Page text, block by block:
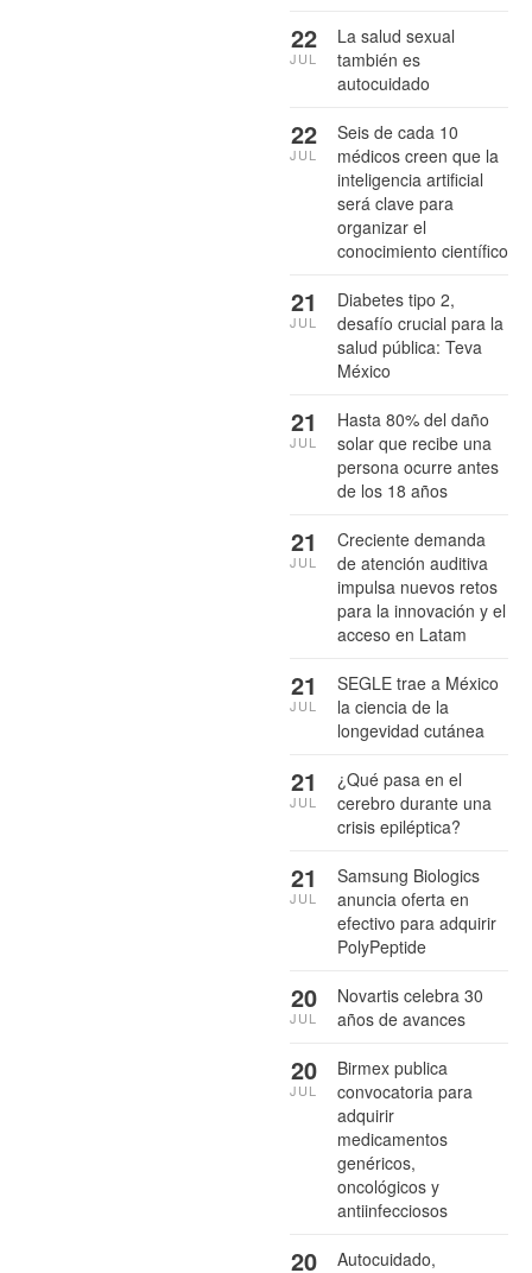
La salud sexual
también es
autocuidado
22
JUL
Seis de cada 10
médicos creen que la
inteligencia artificial
será clave para
organizar el
conocimiento científico
22
JUL
Diabetes tipo 2,
desafío crucial para la
salud pública: Teva
México
21
JUL
Hasta 80% del daño
solar que recibe una
persona ocurre antes
de los 18 años
21
JUL
Creciente demanda
de atención auditiva
impulsa nuevos retos
para la innovación y el
acceso en Latam
21
JUL
SEGLE trae a México
la ciencia de la
longevidad cutánea
21
JUL
¿Qué pasa en el
cerebro durante una
crisis epiléptica?
21
JUL
Samsung Biologics
anuncia oferta en
efectivo para adquirir
PolyPeptide
21
JUL
Novartis celebra 30
años de avances
20
JUL
Birmex publica
convocatoria para
adquirir
medicamentos
genéricos,
oncológicos y
antiinfecciosos
20
JUL
Autocuidado,
20